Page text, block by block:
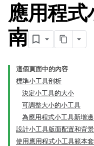
應用程
南
這個頁面中的內容
標準小工具剖析
決定小工具的大小
可調整大小的小工具
為應用程式小工具新增
設計小工具版面配置和背
使用應用程式小工具範本